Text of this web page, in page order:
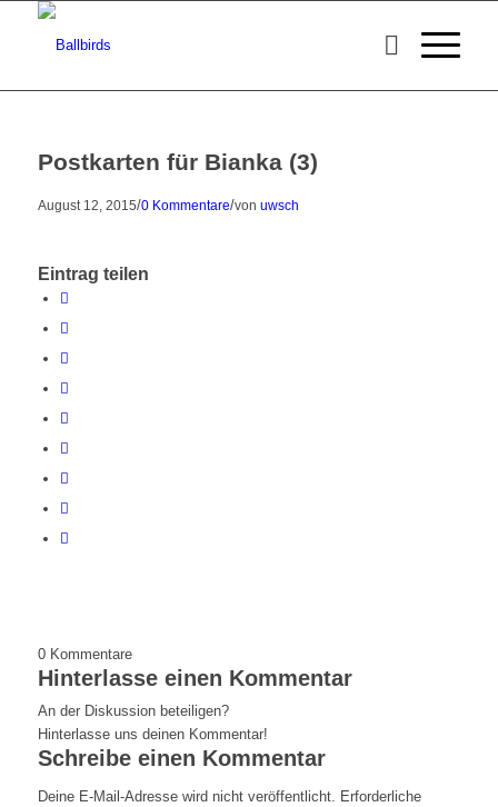
Postkarten für Bianka (3)
August 12, 2015/0 Kommentare/von uwsch
Eintrag teilen
0 Kommentare
Hinterlasse einen Kommentar
An der Diskussion beteiligen?
Hinterlasse uns deinen Kommentar!
Schreibe einen Kommentar
Deine E-Mail-Adresse wird nicht veröffentlicht. Erforderliche